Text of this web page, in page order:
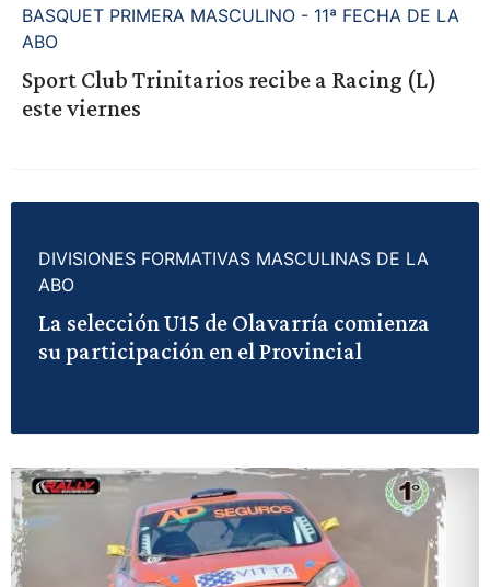
BASQUET PRIMERA MASCULINO - 11ª FECHA DE LA
ABO
Sport Club Trinitarios recibe a Racing (L)
este viernes
DIVISIONES FORMATIVAS MASCULINAS DE LA
ABO
La selección U15 de Olavarría comienza
su participación en el Provincial